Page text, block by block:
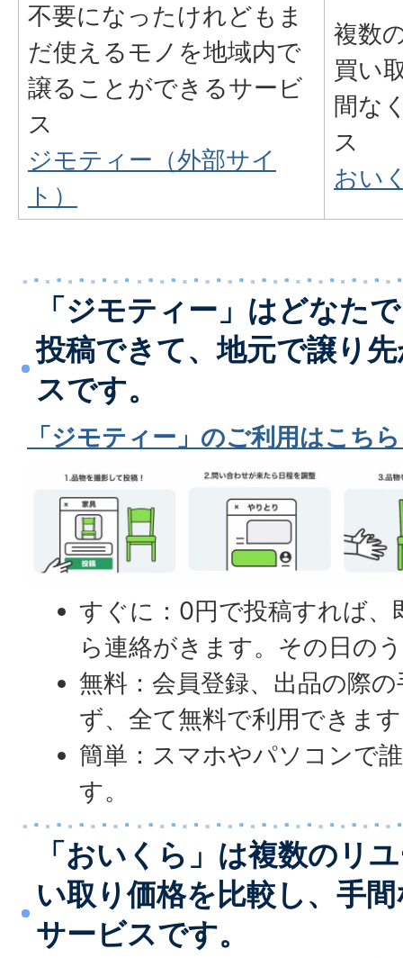
不要になったけれどもま
だ使えるモノを地域内で
譲ることができるサービ
ス
ジモティー（外部サイ
ト）
複数
買い
間な
ス
おい
「ジモティー」はどなた
投稿できて、地元で譲り
スです。
「ジモティー」のご利用はこち
すぐに：0円で投稿すれば、
ら連絡がきます。その日の
無料：会員登録、出品の際
ず、全て無料で利用できま
簡単：スマホやパソコンで
す。
「おいくら」は複数のリ
い取り価格を比較し、手
サービスです。